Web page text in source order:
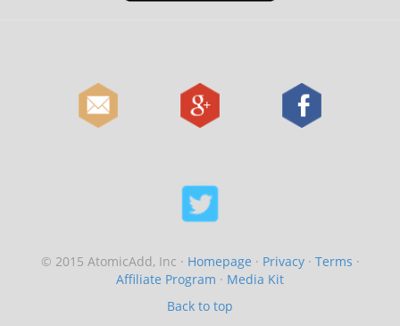
© 2015 AtomicAdd, Inc · Homepage · Privacy· Terms ·
Affiliate Program · Media Kit
Back to top